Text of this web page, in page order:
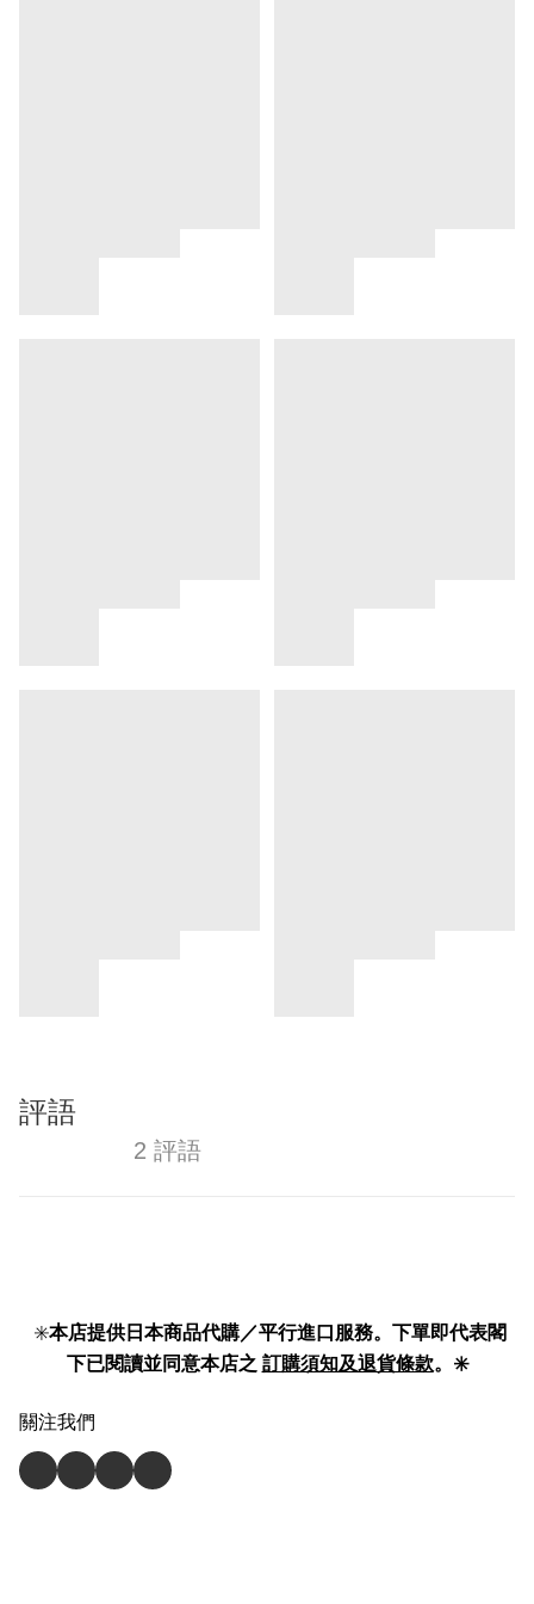
評語
2 評語
✳️本店提供日本商品代購／平行進口服務。下單即代表閣
下已閱讀並同意本店之 訂購須知及退貨條款。✳️
關注我們